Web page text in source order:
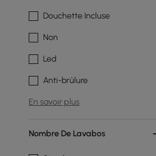
Douchette Incluse
Non
Led
Anti-brûlure
En savoir plus
Nombre De Lavabos